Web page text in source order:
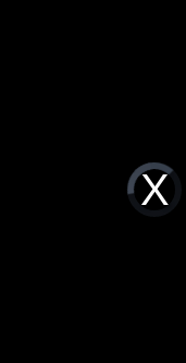
Video
Player
loading.